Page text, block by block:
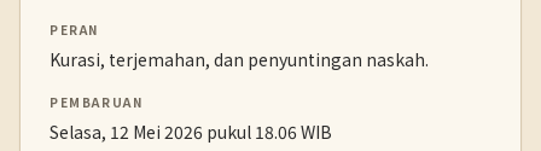
PERAN
Kurasi, terjemahan, dan penyuntingan naskah.
PEMBARUAN
Selasa, 12 Mei 2026 pukul 18.06 WIB